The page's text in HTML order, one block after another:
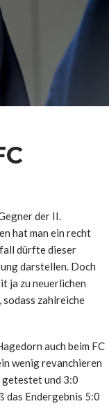
der II.
hat man ein recht
dürfte dieser
darstellen. Doch
ja zu neuerlichen
sodass zahlreiche
auch beim FC
wenig revanchieren
getestet und 3:0
das Endergebnis 5:0